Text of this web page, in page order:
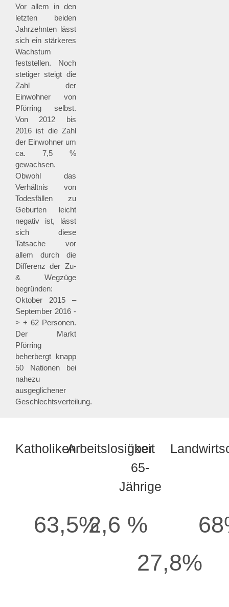
Vor allem in den
letzten beiden
Jahrzehnten lässt
sich ein stärkeres
Wachstum
feststellen. Noch
stetiger steigt die
Zahl der
Einwohner von
Pförring selbst.
Von 2012 bis
2016 ist die Zahl
der Einwohner um
ca. 7,5 %
gewachsen.
Obwohl das
Verhältnis von
Todesfällen zu
Geburten leicht
negativ ist, lässt
sich diese
Tatsache vor
allem durch die
Differenz der Zu-
& Wegzüge
begründen:
Oktober 2015 –
September 2016 -
> + 62 Personen.
Der Markt
Pförring
beherbergt knapp
50 Nationen bei
nahezu
ausgeglichener
Geschlechtsverteilung.
Katholiken
63,5%
Arbeitslosigkeit
2,6 %
über
65-
Jährige
27,8%